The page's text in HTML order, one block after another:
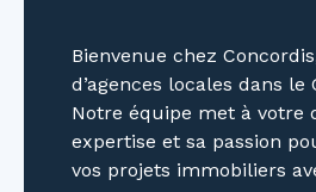
Bienvenue chez
d’agences locales dans le
Notre équipe met à votre
expertise et sa passion
vos projets immobiliers